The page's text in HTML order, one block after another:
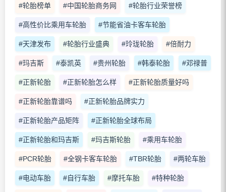
#轮胎榜单 #中国轮胎商务网 #轮胎行业荣誉榜
#高性价比乘用车轮胎 #节能省油卡客车轮胎
#天津发布 #轮胎行业盛典 #玲珑轮胎 #倍耐力
#玛吉斯 #泰凯英 #贵州轮胎 #韩泰轮胎 #邓禄普
#正新轮胎 #正新轮胎怎么样 #正新轮胎质量好吗
#正新轮胎靠谱吗 #正新轮胎品牌实力
#正新轮胎产品矩阵 #正新轮胎全球布局
#正新轮胎和玛吉斯 #玛吉斯轮胎 #乘用车轮胎
#PCR轮胎 #全钢卡客车轮胎 #TBR轮胎 #两轮车胎
#电动车胎 #自行车胎 #摩托车胎 #特种轮胎